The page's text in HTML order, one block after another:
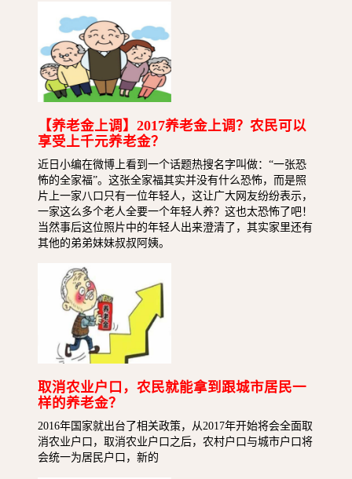
【养老金上调】2017养老金上调？农民可以
享受上千元养老金？
近日小编在微博上看到一个话题热搜名字叫做：“一张恐
怖的全家福”。这张全家福其实并没有什么恐怖，而是照
片上一家八口只有一位年轻人，这让广大网友纷纷表示，
一家这么多个老人全要一个年轻人养？这也太恐怖了吧！
当然事后这位照片中的年轻人出来澄清了，其实家里还有
其他的弟弟妹妹叔叔阿姨。
取消农业户口，农民就能拿到跟城市居民一
样的养老金？
2016年国家就出台了相关政策，从2017年开始将会全面取
消农业户口，取消农业户口之后，农村户口与城市户口将
会统一为居民户口，新的